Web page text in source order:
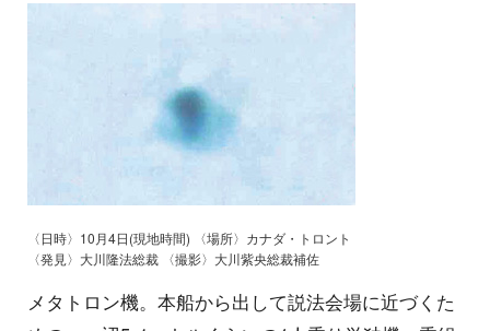
〈日時〉10月4日(現地時間) 〈場所〉カナダ・トロント
〈発見〉大川隆法総裁 〈撮影〉大川紫央総裁補佐
メタトロン機。本船から出して説法会場に近づくた